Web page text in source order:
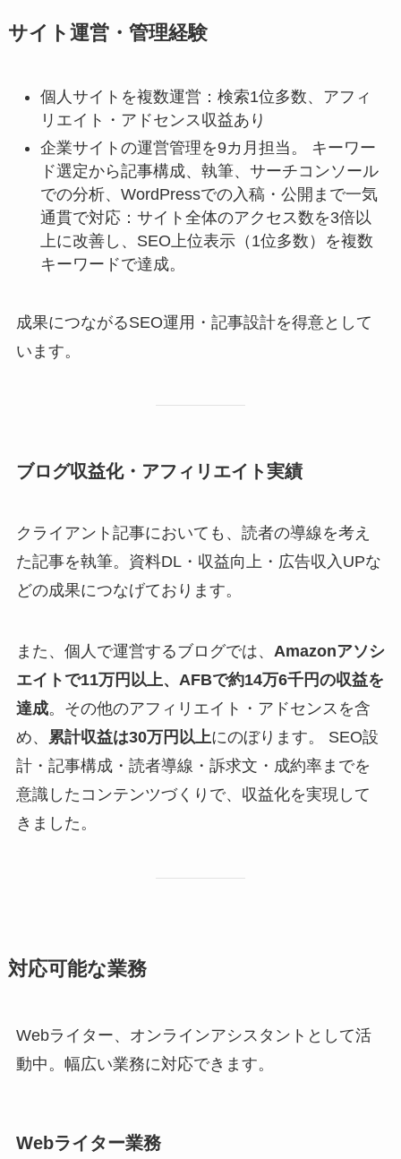
サイト運営・管理経験
個人サイトを複数運営：検索1位多数、アフィ
リエイト・アドセンス収益あり
企業サイトの運営管理を9カ月担当。 キーワー
ド選定から記事構成、執筆、サーチコンソール
での分析、WordPressでの入稿・公開まで一気
通貫で対応：サイト全体のアクセス数を3倍以
上に改善し、SEO上位表示（1位多数）を複数
キーワードで達成。
成果につながるSEO運用・記事設計を得意として
います。
ブログ収益化・アフィリエイト実績
クライアント記事においても、読者の導線を考え
た記事を執筆。資料DL・収益向上・広告収入UPな
どの成果につなげております。
また、個人で運営するブログでは、 Amazonアソシ
エイトで11万円以上、AFBで約14万6千円の収益を
達成。その他のアフィリエイト・アドセンスを含
め、
累計収益は30万円以上にのぼります。 SEO設
計・記事構成・読者導線・訴求文・成約率までを
意識したコンテンツづくりで、収益化を実現して
きました。
対応可能な業務
Webライター、オンラインアシスタントとして活
動中。幅広い業務に対応できます。
Webライター業務